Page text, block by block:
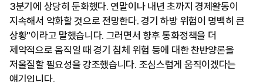
3분기에 상당히 둔화했다. 연말이나 내년 초까지 경제활동이
지속해서 약화할 것으로 전망한다. 경기 하방 위험이 명백히 큰
상황"이라고 말했습니다. 그러면서 향후 통화정책을 더
제약적으로 움직일 때 경기 침체 위험 등에 대한 찬반양론을
저울질할 필요성을 강조했습니다. 조심스럽게 움직이겠다는
얘기입니다.